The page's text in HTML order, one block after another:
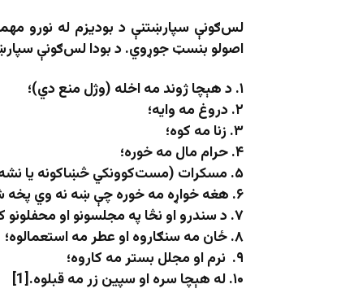
لس‌ګونې سپارښتنې د بودیزم له نورو
اصولو بنسټ جوړوي. د بودا لس‌ګونې
۱. د هېچا ژوند مه اخله (وژل منع دي)؛
۲. دروغ مه وایه؛
۳. زنا مه کوه؛
۴. حرام مال مه خوره؛
۵. مسکرات (مست‌کوونکي څښاکونه یا نشه‌يي توکي) مه کاروه؛
۶. هغه خواړه مه خوره چې ښه نه وي پخه شوي؛
۷. د سندرو او نڅا په مجلسونو او محفلونو کې ګډون مه کوه؛
۸. ځان مه سنګاروه او عطر مه استعمالوه؛
۹. نرم او مجلل بستر مه کاروه؛
۱۰. له هېچا سره او سپین زر مه قبلوه.[1]